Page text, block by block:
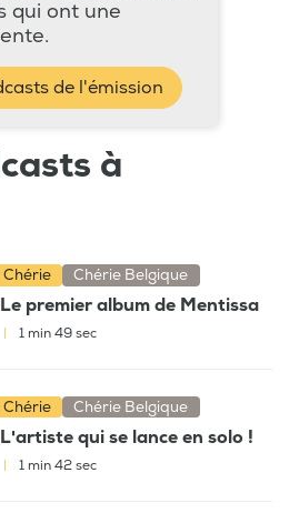
qui ont une
de l'émission
à
Chérie Chérie Belgique
premier album de Mentissa
1 min 49 sec
Chérie Chérie Belgique
qui se lance en solo !
1 min 42 sec